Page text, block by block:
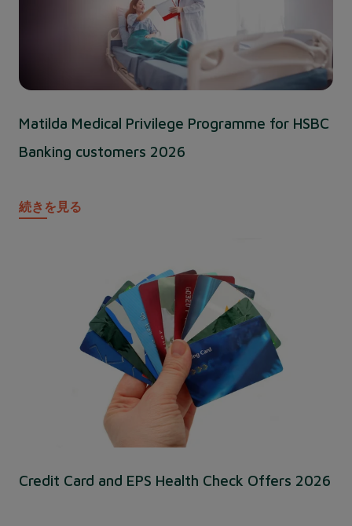
Matilda Medical Privilege Programme for HSBC
Banking customers 2026
続きを見る
Credit Card and EPS Health Check Offers 2026